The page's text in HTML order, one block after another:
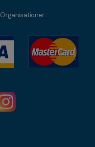
Organisationer